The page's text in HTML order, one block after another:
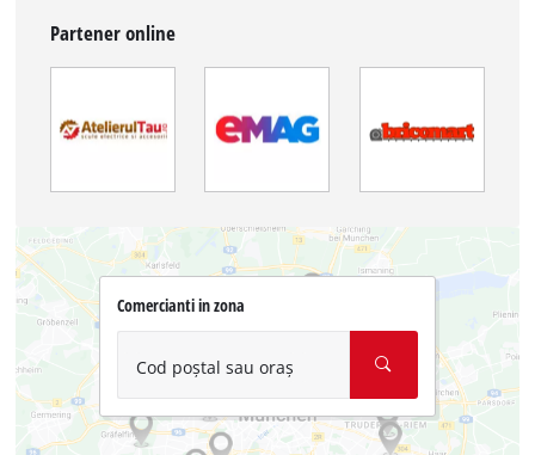
Partener online
Comercianti in zona
Cod poștal sau oraș